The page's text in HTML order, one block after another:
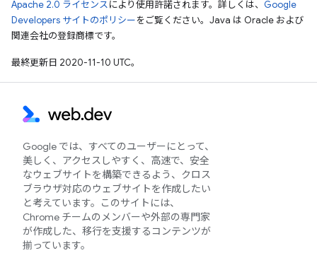
Apache 2.0 ライセンスにより使用許諾されます。詳しくは、 Google
Developers サイトのポリシーをご覧ください。Java は Oracle および
関連会社の登録商標です。
最終更新日 2020-11-10 UTC。
Google では、すべてのユーザーにとって、
美しく、アクセスしやすく、高速で、安全
なウェブサイトを構築できるよう、クロス
ブラウザ対応のウェブサイトを作成したい
と考えています。このサイトには、
Chrome チームのメンバーや外部の専門家
が作成した、移行を支援するコンテンツが
揃っています。